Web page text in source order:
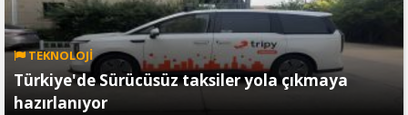
TEKNOLOJİ
Türkiye'de Sürücüsüz taksiler yola çıkmaya
hazırlanıyor